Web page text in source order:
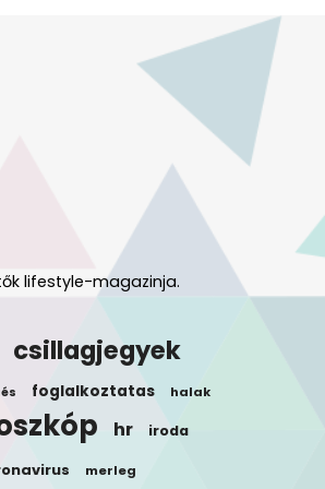
lifestyle-magazinja.
csillagjegyek
foglalkoztatas halak
hr iroda
merleg